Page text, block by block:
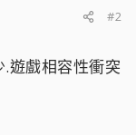
#2
遊戲相容性衝突